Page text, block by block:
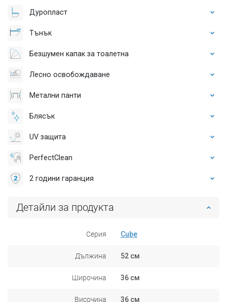
Дуропласт
Тънък
Безшумен капак за тоалетна
Лесно освобождаване
Метални панти
Блясък
UV защита
PerfectClean
2 години гаранция
Детайли за продукта
Серия Cube
Дължина 52 см
Широчина 36 см
Височина 36 см